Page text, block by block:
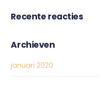
Recente reacties
Archieven
januari 2020